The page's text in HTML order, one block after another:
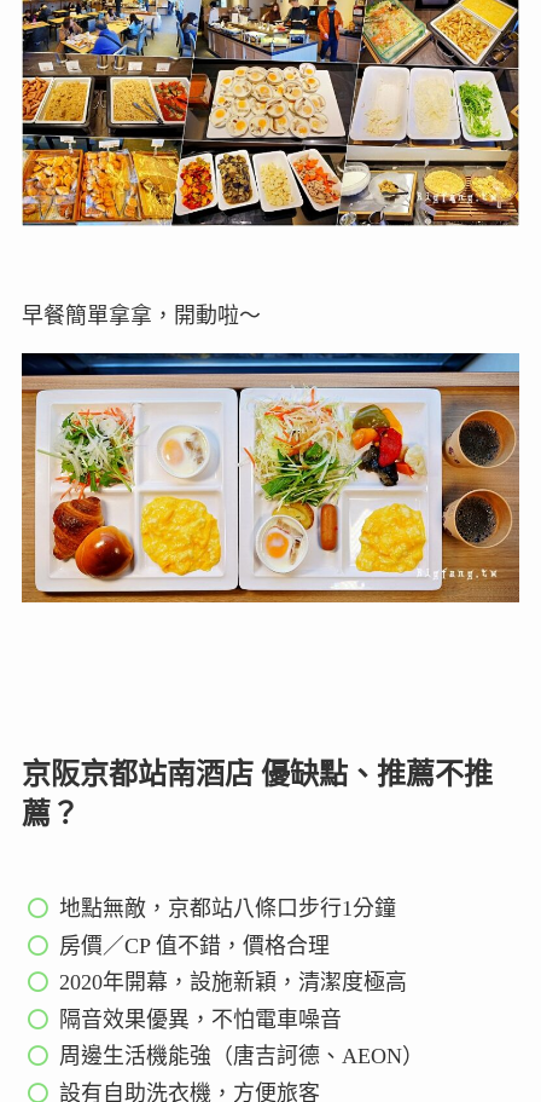
早餐簡單拿拿，開動啦～
京阪京都站南酒店 優缺點、推薦不推
薦？
地點無敵，京都站八條口步行1分鐘
房價／CP 值不錯，價格合理
2020年開幕，設施新穎，清潔度極高
隔音效果優異，不怕電車噪音
周邊生活機能強（唐吉訶德、AEON）
設有自助洗衣機，方便旅客